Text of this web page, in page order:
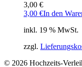
3,00 €
3,00 €In den
inkl. 19 % MwSt.
zzgl.
© 2026 Hochzeits-